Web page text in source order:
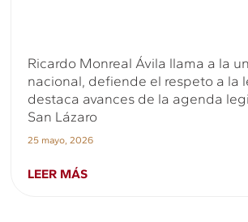
Ricardo Monreal Ávila llama a la
nacional, defiende el respeto a la
destaca avances de la agenda
San Lázaro
25 mayo, 2026
LEER MÁS